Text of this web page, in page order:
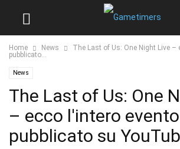
Home News
The Last of Us: One Night Live –
pubblicato...
News
The Last of Us: One
– ecco l'intero evento
pubblicato su